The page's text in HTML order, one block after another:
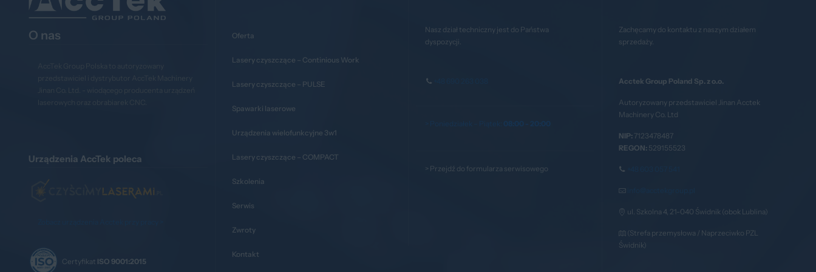
O nas
laserowych oraz obrabiarek CNC.
Urządzenia AccTek poleca
Certyfikat ISO 9001:2015
Oferta
Lasery czyszczące – Continious Work
Lasery czyszczące – PULSE
Spawarki laserowe
Urządzenia wielofunkcyjne 3w1
Lasery czyszczące – COMPACT
Szkolenia
Serwis
Zwroty
Kontakt
Nasz dział techniczny jest do Państwa
dyspozycji.
> Poniedziałek – Piątek: 08:00 - 20:00
> Przejdź do formularza serwisowego
Zachęcamy do kontaktu z naszym działem
sprzedaży.
Acctek Group Poland Sp. z o.o.
Autoryzowany przedstawiciel Jinan Acctek
Machinery Co. Ltd
NIP:7123478487
REGON:529155523
ul. Szkolna 4, 21-040 Świdnik (obok Lublina)
(Strefa przemysłowa / Naprzeciwko PZL
Świdnik)